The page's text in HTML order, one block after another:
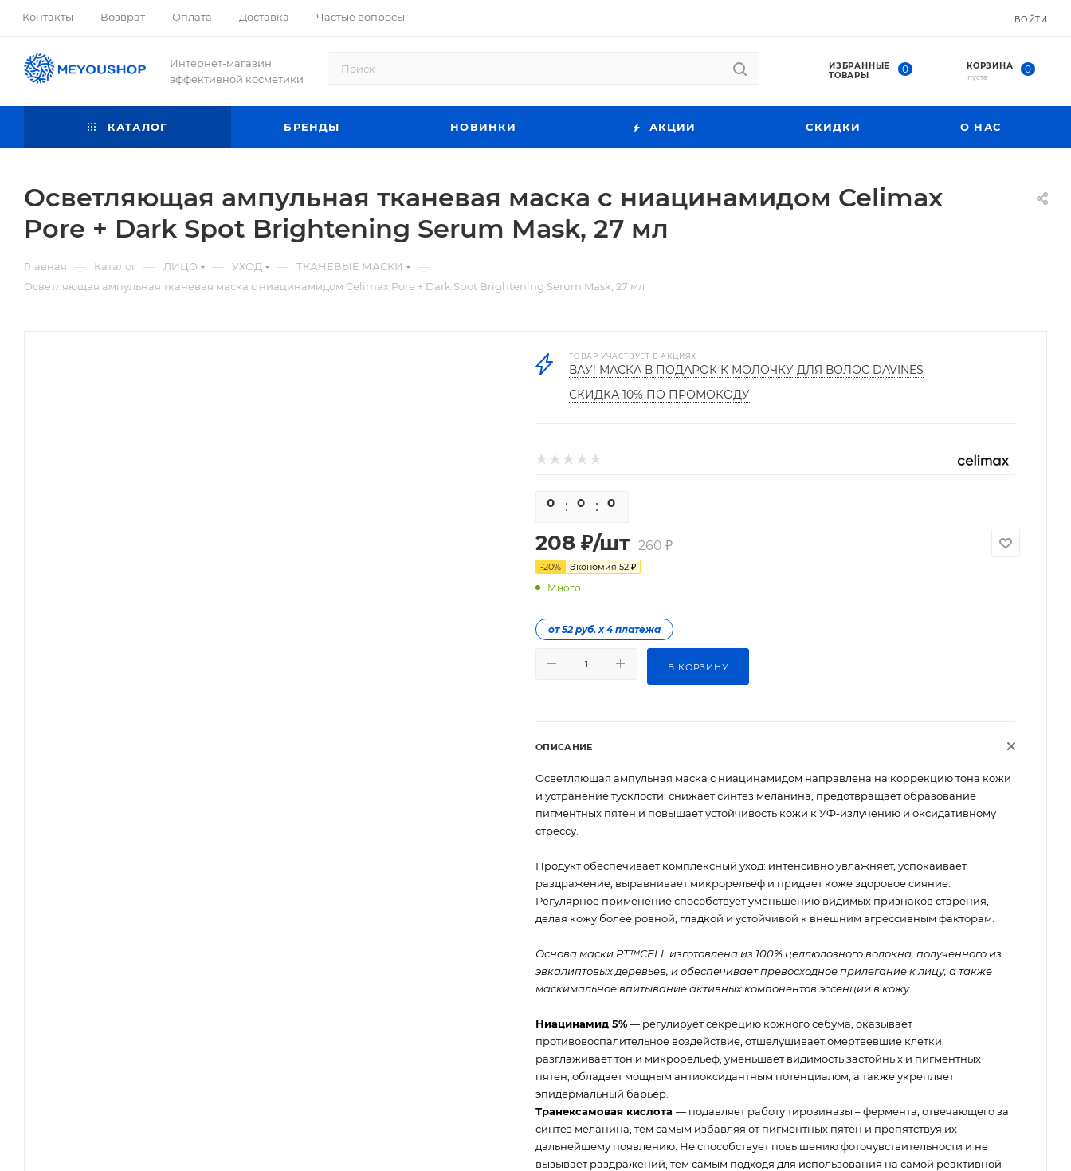
Контакты Возврат Оплата Доставка Частые вопросы ВОЙТИ
Интернет-магазин
эффективной косметики
ИЗБРАННЫЕ
ТОВАРЫ
0 КОРЗИНА 0
пуста
КАТАЛОГ БРЕНДЫ НОВИНКИ АКЦИИ СКИДКИ О НАС
Осветляющая ампульная тканевая маска с ниацинамидом Celimax
Pore + Dark Spot Brightening Serum Mask, 27 мл
Главная — Каталог — ЛИЦО — УХОД — ТКАНЕВЫЕ МАСКИ —
Осветляющая ампульная тканевая маска с ниацинамидом Celimax Pore + Dark Spot Brightening Serum Mask, 27 мл
ТОВАР УЧАСТВУЕТ В АКЦИЯХ
ВАУ! МАСКА В ПОДАРОК К МОЛОЧКУ ДЛЯ ВОЛОС DAVINES
СКИДКА 10% ПО ПРОМОКОДУ
0 0 0
208 ₽/шт 260 ₽
-20% Экономия 52 ₽
Много
от 52 руб. х 4 платежа
В КОРЗИНУ
ОПИСАНИЕ
Осветляющая ампульная маска с ниацинамидом направлена на коррекцию тона кожи
и устранение тусклости: снижает синтез меланина, предотвращает образование
пигментных пятен и повышает устойчивость кожи к УФ-излучению и оксидативному
стрессу.
Продукт обеспечивает комплексный уход: интенсивно увлажняет, успокаивает
раздражение, выравнивает микрорельеф и придает коже здоровое сияние.
Регулярное применение способствует уменьшению видимых признаков старения,
делая кожу более ровной, гладкой и устойчивой к внешним агрессивным факторам.
Основа маски PT™CELL изготовлена из 100% целлюлозного волокна, полученного из
эвкалиптовых деревьев, и обеспечивает превосходное прилегание к лицу, а также
маскимальное впитывание активных компонентов эссенции в кожу.
Ниацинамид 5%— регулирует секрецию кожного себума, оказывает
противовоспалительное воздействие, отшелушивает омертвевшие клетки,
разглаживает тон и микрорельеф, уменьшает видимость застойных и пигментных
пятен, обладает мощным антиоксидантным потенциалом, а также укрепляет
эпидермальный барьер.
Транексамовая кислота — подавляет работу тирозиназы – фермента, отвечающего за
синтез меланина, тем самым избавляя от пигментных пятен и препятствуя их
дальнейшему появлению. Не способствует повышению фоточувствительности и не
вызывает раздражений, тем самым подходя для использования на самой реактивной